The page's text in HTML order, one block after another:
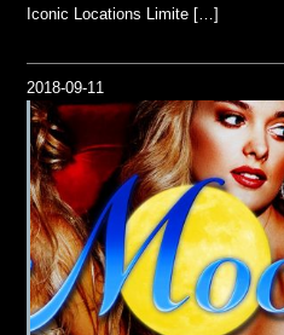
Iconic Locations Limite […]
2018-09-11